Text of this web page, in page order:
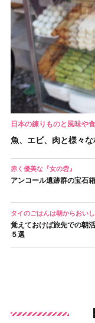
日本の練りものと風味や
魚、エビ、肉と様々
赤く優美な『女の砦』
アンコール遺跡群の宝石
タイのごはんは朝からおいし
覚えておけば旅先での朝
５選